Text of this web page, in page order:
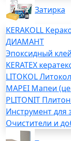
Затирка
KERAKOLL
ДИАМАНТ
Эпоксидный клей
KERATEX
LITOKOL Литокол
MAPEI Мапеи
PLITONIT
Инструмент для
Очистители и